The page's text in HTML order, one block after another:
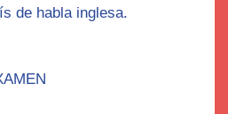
de habla inglesa.